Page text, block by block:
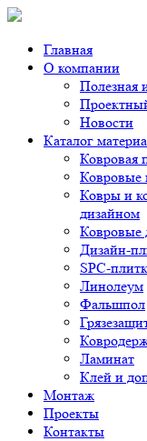
Главная
О компании
Полезная
Новости
Каталог
Ковровая
Ковровые
Ковры и
дизайном
Ковровые
Дизайн-
SPC-
Линолеум
Фальшпол
Ламинат
Клей и
Монтаж
Проекты
Контакты